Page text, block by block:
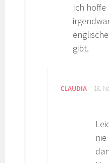
Ich hoffe
gibt.
CLAUDIA 18.